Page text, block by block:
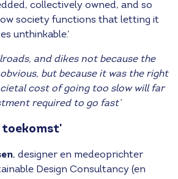
collectively owned, and so
society functions that letting it
unthinkable.’
and dikes not because the
but because it was the right
cost of going too slow will far
required to go fast’
toekomst'
, designer en medeoprichter
Design Consultancy (en